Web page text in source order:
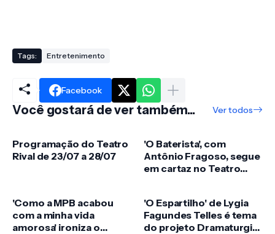
Tags: Entretenimento
Facebook
Você gostará de ver também... Ver todos
Programação do Teatro
Rival de 23/07 a 28/07
'O Baterista', com
Antônio Fragoso, segue
em cartaz no Teatro
'Como a MPB acabou
com a minha vida
amorosa' ironiza o
'O Espartilho' de Lygia
Fagundes Telles é tema
do projeto Dramaturgia